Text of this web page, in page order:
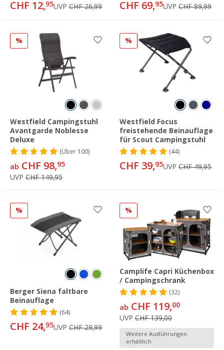
CHF 12,95UVP CHF 26,99 CHF 69,95UVP CHF 89,99
%
Westfield Campingstuhl
Avantgarde Noblesse
Deluxe
(Über100)
ab CHF 98,95
UVP CHF 149,95
%
Westfield Focus
freistehende Beinauflage
für Scout Campingstuhl
(44)
CHF 39,95UVP CHF 49,95
%
Berger Siena faltbare
Beinauflage
(64)
CHF 24,95UVP CHF 29,99
%
Camplife Capri Küchenbox
/ Campingschrank
(32)
ab CHF 119,00
UVP CHF 139,00
Weitere Ausführungen
erhältlich